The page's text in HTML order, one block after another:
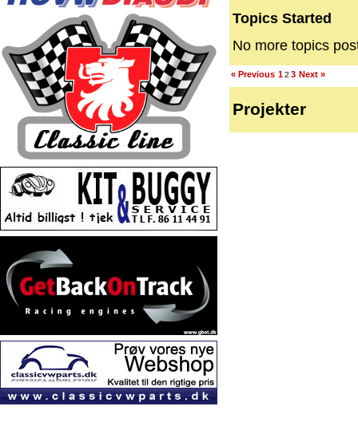
Topics Started
No more topics
« Previous 12 3 Next »
Projekter